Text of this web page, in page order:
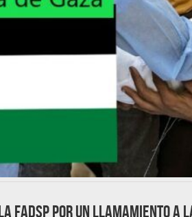
la FADSP por un llamamiento a